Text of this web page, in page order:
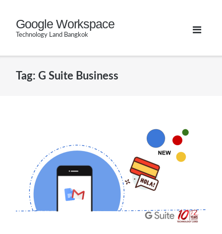
content
Google Workspace
Technology Land Bangkok
Tag:G Suite Business